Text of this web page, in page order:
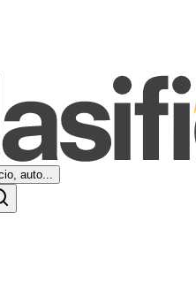
auto...